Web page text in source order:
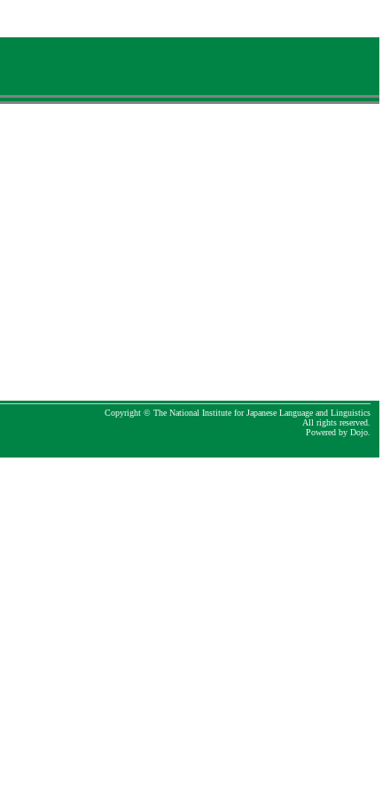
Copyright © The National Institute for Japanese Language and Linguistics
All rights reserved.
Powered by Dojo